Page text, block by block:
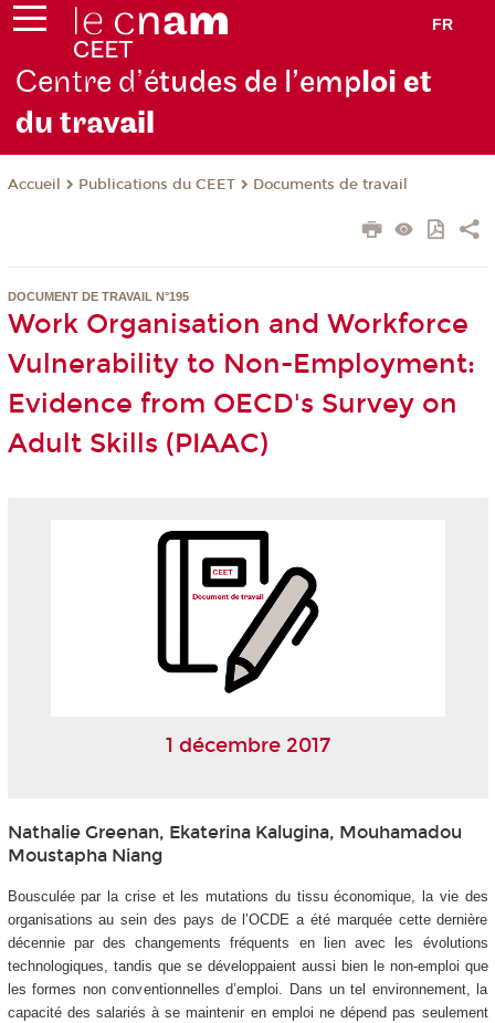
FR
Centre d’études de l’emploi et
du travail
Accueil Publications du CEET Documents de travail
DOCUMENT DE TRAVAIL N°195
Work Organisation and Workforce
Vulnerability to Non-Employment:
Evidence from OECD's Survey on
Adult Skills (PIAAC)
1 décembre 2017
Nathalie Greenan, Ekaterina Kalugina, Mouhamadou
Moustapha Niang
Bousculée par la crise et les mutations du tissu économique, la vie des
organisations au sein des pays de l’OCDE a été marquée cette dernière
décennie par des changements fréquents en lien avec les évolutions
technologiques, tandis que se développaient aussi bien le non-emploi que
les formes non conventionnelles d’emploi. Dans un tel environnement, la
capacité des salariés à se maintenir en emploi ne dépend pas seulement